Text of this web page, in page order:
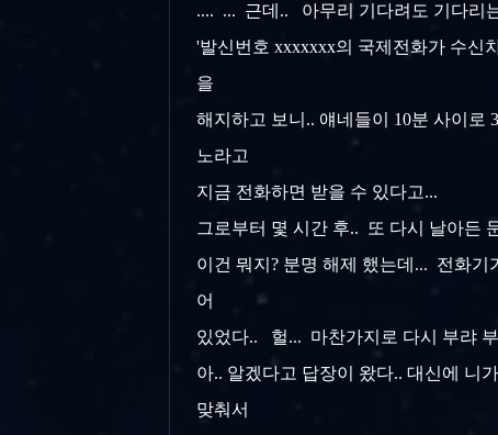
.... ... 근데.. 아무리 기다려도 기다리
'발신번호 xxxxxxx의 국제전화가 수신
을
해지하고 보니.. 얘네들이 10분 사이
노라고
지금 전화하면 받을 수 있다고...
그로부터 몇 시간 후.. 또 다시 날아든
이건 뭐지? 분명 해제 했는데... 전화
어
있었다.. 헐... 마찬가지로 다시 부랴
아.. 알겠다고 답장이 왔다.. 대신에 니
맞춰서